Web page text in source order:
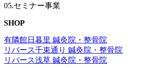
05.セミナー事業
SHOP
有隣館日暮里 鍼灸院・整骨院
リバース千束通り 鍼灸院・整骨院
リバース浅草 鍼灸院・整骨院